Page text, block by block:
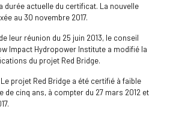
durée actuelle du certificat. La nouvelle
au 30 novembre 2017.
leur réunion du 25 juin 2013, le conseil
Impact Hydropower Institute a modifié la
du projet Red Bridge.
Le projet Red Bridge a été certifié à faible
de cinq ans, à compter du 27 mars 2012 et